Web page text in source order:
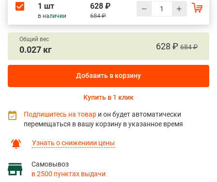
1 шт
в наличии
628 ₽
684 ₽
Узнать о снижениии цены
Самовывоз
в 2500 пунктах выдачи
Общий вес
0.027 кг 628 ₽ 684 ₽
Добавить в корзину
Купить в 1 клик
Подпишитесь на товар и он будет автоматически
перемещаться в вашу корзину в указанное время